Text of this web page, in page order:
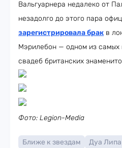
Вальгуарнера недалеко от
незадолго до этого пара
зарегистрировала брак в
Мэрилебон — одном из самых
свадеб британских
Фото: Legion-Media
Ближе к звездам Дуа Липа